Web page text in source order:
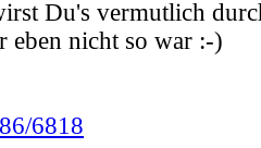
Du's vermutlich
eben nicht so war :-)
6818